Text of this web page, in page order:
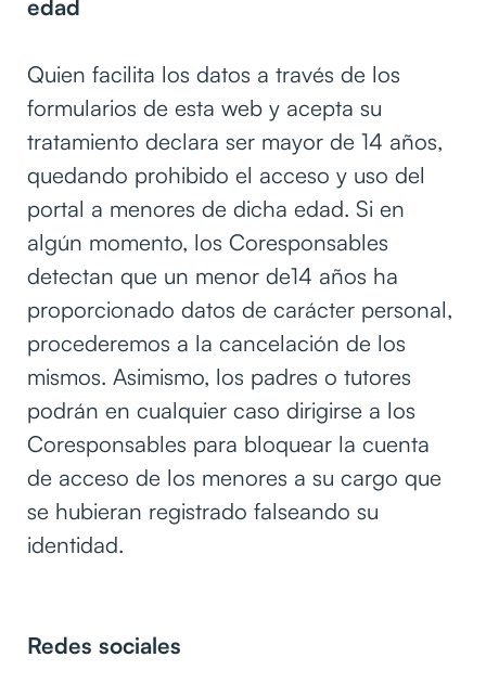
edad
Quien facilita los datos a través de los
formularios de esta web y acepta su
tratamiento declara ser mayor de 14 años,
quedando prohibido el acceso y uso del
portal a menores de dicha edad. Si en
algún momento, los Coresponsables
detectan que un menor de14 años ha
proporcionado datos de carácter personal,
procederemos a la cancelación de los
mismos. Asimismo, los padres o tutores
podrán en cualquier caso dirigirse a los
Coresponsables para bloquear la cuenta
de acceso de los menores a su cargo que
se hubieran registrado falseando su
identidad.
Redes sociales